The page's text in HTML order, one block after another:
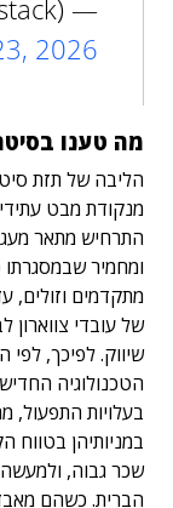
— Substack (@Substack)
2026
מה טענו
הליבה של תזת
התרחיש מתאר
ומחמיר שבמסגרתו
מתקדמים וזולים,
של עובדי צווארון
שיווק. לפיכך,
הטכנולוגיה
בעלויות התפעול,
במניותיהן בטווח
שכר גבוה,
הברית. כשהם